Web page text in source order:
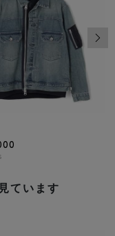
ています